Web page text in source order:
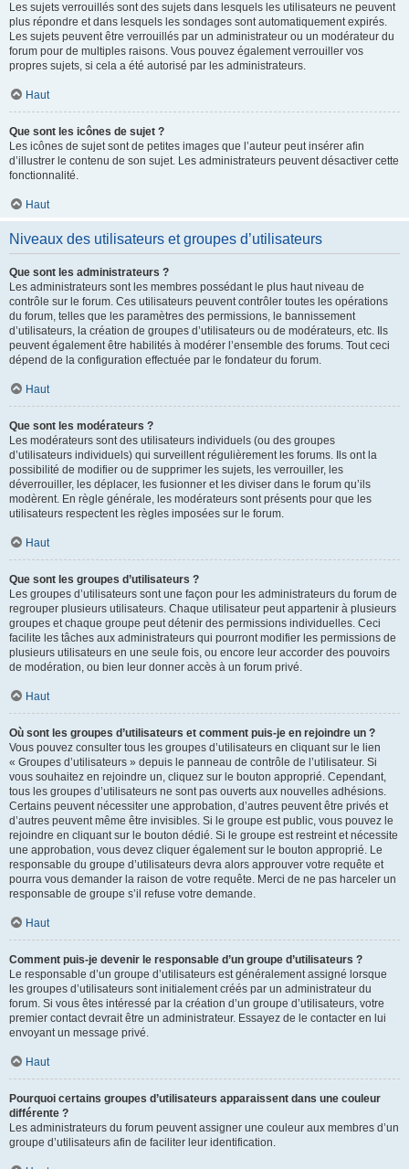
Les sujets verrouillés sont des sujets dans lesquels les utilisateurs ne peuvent
plus répondre et dans lesquels les sondages sont automatiquement expirés.
Les sujets peuvent être verrouillés par un administrateur ou un modérateur du
forum pour de multiples raisons. Vous pouvez également verrouiller vos
propres sujets, si cela a été autorisé par les administrateurs.
Haut
Que sont les icônes de sujet ?
Les icônes de sujet sont de petites images que l’auteur peut insérer afin
d’illustrer le contenu de son sujet. Les administrateurs peuvent désactiver cette
fonctionnalité.
Haut
Niveaux des utilisateurs et groupes d’utilisateurs
Que sont les administrateurs ?
Les administrateurs sont les membres possédant le plus haut niveau de
contrôle sur le forum. Ces utilisateurs peuvent contrôler toutes les opérations
du forum, telles que les paramètres des permissions, le bannissement
d’utilisateurs, la création de groupes d’utilisateurs ou de modérateurs, etc. Ils
peuvent également être habilités à modérer l’ensemble des forums. Tout ceci
dépend de la configuration effectuée par le fondateur du forum.
Haut
Que sont les modérateurs ?
Les modérateurs sont des utilisateurs individuels (ou des groupes
d’utilisateurs individuels) qui surveillent régulièrement les forums. Ils ont la
possibilité de modifier ou de supprimer les sujets, les verrouiller, les
déverrouiller, les déplacer, les fusionner et les diviser dans le forum qu’ils
modèrent. En règle générale, les modérateurs sont présents pour que les
utilisateurs respectent les règles imposées sur le forum.
Haut
Que sont les groupes d’utilisateurs ?
Les groupes d’utilisateurs sont une façon pour les administrateurs du forum de
regrouper plusieurs utilisateurs. Chaque utilisateur peut appartenir à plusieurs
groupes et chaque groupe peut détenir des permissions individuelles. Ceci
facilite les tâches aux administrateurs qui pourront modifier les permissions de
plusieurs utilisateurs en une seule fois, ou encore leur accorder des pouvoirs
de modération, ou bien leur donner accès à un forum privé.
Haut
Où sont les groupes d’utilisateurs et comment puis-je en rejoindre un ?
Vous pouvez consulter tous les groupes d’utilisateurs en cliquant sur le lien
« Groupes d’utilisateurs » depuis le panneau de contrôle de l’utilisateur. Si
vous souhaitez en rejoindre un, cliquez sur le bouton approprié. Cependant,
tous les groupes d’utilisateurs ne sont pas ouverts aux nouvelles adhésions.
Certains peuvent nécessiter une approbation, d’autres peuvent être privés et
d’autres peuvent même être invisibles. Si le groupe est public, vous pouvez le
rejoindre en cliquant sur le bouton dédié. Si le groupe est restreint et nécessite
une approbation, vous devez cliquer également sur le bouton approprié. Le
responsable du groupe d’utilisateurs devra alors approuver votre requête et
pourra vous demander la raison de votre requête. Merci de ne pas harceler un
responsable de groupe s’il refuse votre demande.
Haut
Comment puis-je devenir le responsable d’un groupe d’utilisateurs ?
Le responsable d’un groupe d’utilisateurs est généralement assigné lorsque
les groupes d’utilisateurs sont initialement créés par un administrateur du
forum. Si vous êtes intéressé par la création d’un groupe d’utilisateurs, votre
premier contact devrait être un administrateur. Essayez de le contacter en lui
envoyant un message privé.
Haut
Pourquoi certains groupes d’utilisateurs apparaissent dans une couleur
différente ?
Les administrateurs du forum peuvent assigner une couleur aux membres d’un
groupe d’utilisateurs afin de faciliter leur identification.